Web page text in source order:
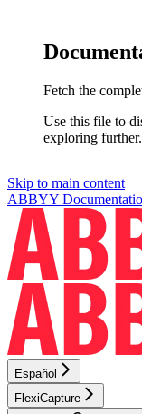
Fetch the
Use this file to
exploring further.
Skip to main content
ABBYY
Español
FlexiCapture